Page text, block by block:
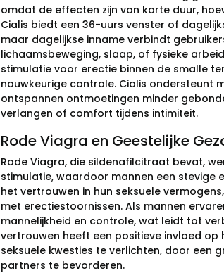
omdat de effecten zijn van korte duur,
Cialis biedt een 36-uurs venster of
maar dagelijkse inname verbindt
lichaamsbeweging, slaap, of fysieke
stimulatie voor erectie binnen de smalle
nauwkeurige controle. Cialis ondersteunt
ontspannen ontmoetingen minder
verlangen of comfort tijdens intimiteit.
Rode Viagra en Geestelijke
Rode Viagra, die sildenafilcitraat bevat,
stimulatie, waardoor mannen een stevige
het vertrouwen in hun seksuele
met erectiestoornissen. Als mannen
mannelijkheid en controle, wat leidt tot
vertrouwen heeft een positieve invloed
seksuele kwesties te verlichten, door een
partners te bevorderen.